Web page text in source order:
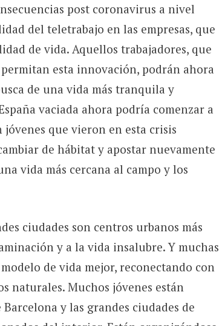
post coronavirus a nivel
del teletrabajo en las empresas, que
de vida. Aquellos trabajadores, que
esta innovación, podrán ahora
de una vida más tranquila y
vaciada ahora podría comenzar a
que vieron en esta crisis
de hábitat y apostar nuevamente
vida más cercana al campo y los
ciudades son centros urbanos más
y a la vida insalubre. Y muchas
de vida mejor, reconectando con
naturales. Muchos jóvenes están
y las grandes ciudades de